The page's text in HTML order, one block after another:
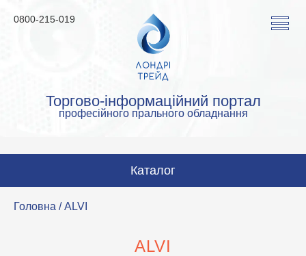
Торгово-інформаційний портал
професійного прального обладнання
0800-215-019
Каталог
Пральні машини
Головна / ALVI
ALVI